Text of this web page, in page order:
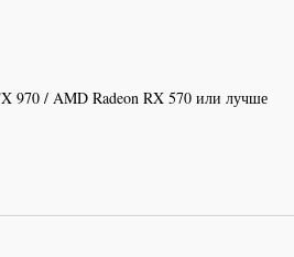
970 / AMD Radeon RX 570 или лучше